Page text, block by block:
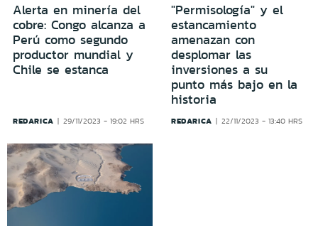
Alerta en minería del
cobre: Congo alcanza a
Perú como segundo
productor mundial y
Chile se estanca
REDARICA 29/11/2023 - 19:02 HRS
"Permisología" y el
estancamiento
amenazan con
desplomar las
inversiones a su
punto más bajo en la
historia
REDARICA 22/11/2023 - 13:40 HRS